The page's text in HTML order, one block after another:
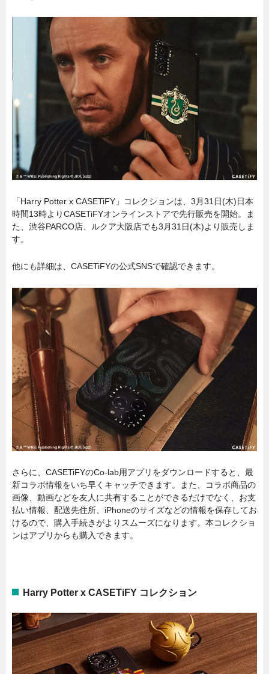
「Harry Potter x CASETiFY」コレクションは、3月31日(木)日本
時間13時よりCASETiFYオンラインストアで先行販売を開始。ま
た、渋谷PARCO店、ルクア大阪店でも3月31日(木)より販売しま
す。
他にも詳細は、CASETiFYの公式SNSで確認できます。
さらに、CASETiFYのCo-lab用アプリをダウンロードすると、最
新コラボ情報をいち早くキャッチできます。また、コラボ商品の
画像、動画などを友人に共有することができるだけでなく、お支
払い情報、配送先住所、iPhoneのサイズなどの情報を保存してお
けるので、購入手続きがよりスムーズになります。本コレクショ
ンはアプリからも購入できます。
Harry Potter x CASETiFY コレクション